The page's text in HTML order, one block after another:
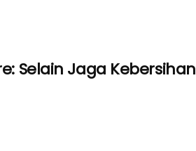
Selain Jaga Kebersihan